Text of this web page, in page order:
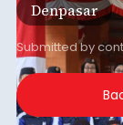
Tahun 2026 di
Jakarta Timur.
Denpasar
Submitted by